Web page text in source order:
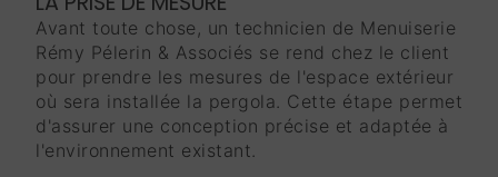
Avant toute chose, un technicien de Menuiserie
Rémy Pélerin & Associés se rend chez le client
pour prendre les mesures de l'espace extérieur
où sera installée la pergola. Cette étape permet
d'assurer une conception précise et adaptée à
l'environnement existant.